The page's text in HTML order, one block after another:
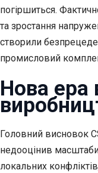
погіршиться.
та зростання
створили
промисловий
Нова ера
Головний висновок
недооцінив масштаби
локальних